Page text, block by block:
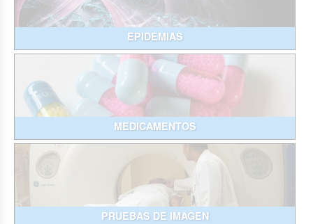
EPIDEMIAS
MEDICAMENTOS
PRUEBAS DE IMAGEN